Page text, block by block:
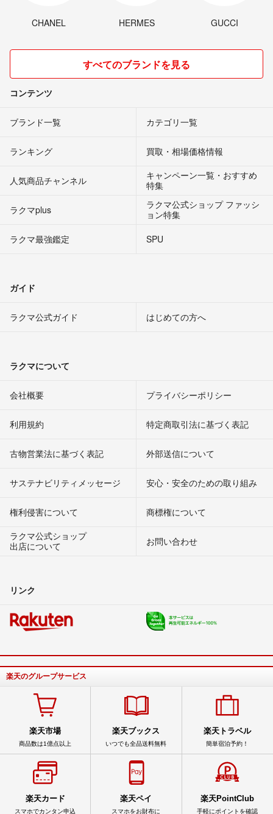
CHANEL HERMES GUCCI
すべてのブランドを見る
コンテンツ
ブランド一覧 カテゴリ一覧
ランキング 買取・相場価格情報
人気商品チャンネル
キャンペーン一覧・おすすめ
特集
ラクマplus
ラクマ公式ショップ ファッシ
ョン特集
ラクマ最強鑑定
SPU
ガイド
ラクマ公式ガイド はじめての方へ
ラクマについて
会社概要 プライバシーポリシー
利用規約 特定商取引法に基づく表記
古物営業法に基づく表記 外部送信について
サステナビリティメッセージ 安心・安全のための取り組み
権利侵害について
商標権について
ラクマ公式ショップ
出店について
お問い合わせ
リンク
楽天のグループサービス
楽天市場
商品数は1億点以上
楽天ブックス
いつでも全品送料無料
楽天トラベル
簡単宿泊予約！
楽天カード
スマホでカンタン申込
楽天ペイ
スマホをお財布に
楽天PointClub
手軽にポイントを確認